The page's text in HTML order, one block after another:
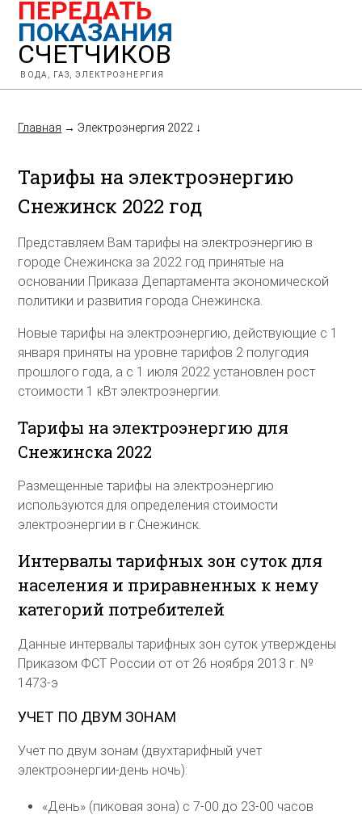
ПЕРЕДАТЬ
ПОКАЗАНИЯ
СЧЕТЧИКОВ
ВОДА, ГАЗ, ЭЛЕКТРОЭНЕРГИЯ
Главная →Электроэнергия 2022 ↓
Тарифы на электроэнергию
Снежинск 2022 год
Представляем Вам тарифы на электроэнергию в
городе Снежинска за 2022 год принятые на
основании Приказа Департамента экономической
политики и развития города Снежинска.
Новые тарифы на электроэнергию, действующие с 1
января приняты на уровне тарифов 2 полугодия
прошлого года, а с 1 июля 2022 установлен рост
стоимости 1 кВт электроэнергии.
Тарифы на электроэнергию для
Снежинска 2022
Размещенные тарифы на электроэнергию
используются для определения стоимости
электроэнергии в г.Снежинск.
Интервалы тарифных зон суток для
населения и приравненных к нему
категорий потребителей
Данные интервалы тарифных зон суток утверждены
Приказом ФСТ России от от 26 ноября 2013 г. №
1473-э
УЧЕТ ПО ДВУМ ЗОНАМ
Учет по двум зонам (двухтарифный учет
электроэнергии-день ночь):
«День» (пиковая зона) с 7-00 до 23-00 часов